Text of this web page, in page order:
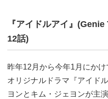
『アイドルアイ』
12話)
昨年12月から今年1月にか
オリジナルドラマ『アイド
ヨンとキム・ジェヨンが主